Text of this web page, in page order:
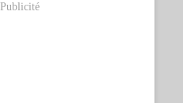
Publicité